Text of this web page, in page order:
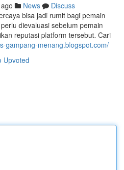
News
Discuss
bisa jadi rumit bagi pemain
dievaluasi sebelum pemain
reputasi platform tersebut. Cari
gampang-menang.blogspot.com/
Upvoted